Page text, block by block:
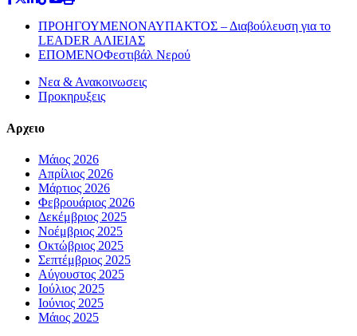
ΠΡΟΗΓΟΥΜΕΝΟΝΑΥΠΑΚΤΟΣ – Διαβούλευση για το
LEADER ΑΛΙΕΙΑΣ
ΕΠΟΜΕΝΟΦεστιβάλ Νερού
Νεα & Ανακοινωσεις
Προκηρυξεις
Αρχειο
Μάιος 2026
Απρίλιος 2026
Μάρτιος 2026
Φεβρουάριος 2026
Δεκέμβριος 2025
Νοέμβριος 2025
Οκτώβριος 2025
Σεπτέμβριος 2025
Αύγουστος 2025
Ιούλιος 2025
Ιούνιος 2025
Μάιος 2025